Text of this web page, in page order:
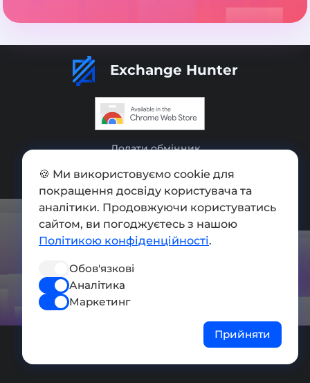
Exchange Hunter
Додати обмінник
Мапа сайту
Press kit
Умови використання
Політика конфіденційності
СОЦ. МЕРЕЖІ
🍪 Ми використовуємо cookie для
покращення досвіду користувача та
аналітики. Продовжуючи користуватись
сайтом, ви погоджуєтесь з нашою
Політикою конфіденційності.
Обов'язкові
Аналітика
Маркетинг
Прийняти